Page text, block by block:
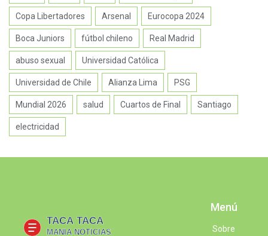
Copa Libertadores Arsenal Eurocopa 2024
Boca Juniors fútbol chileno Real Madrid
abuso sexual Universidad Católica
Universidad de Chile Alianza Lima PSG
Mundial 2026 salud Cuartos de Final Santiago
electricidad
Menú
Sobre